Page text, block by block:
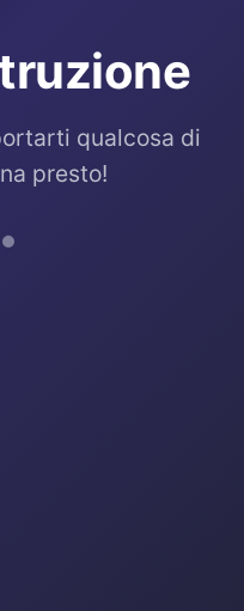
qualcosa di
presto!